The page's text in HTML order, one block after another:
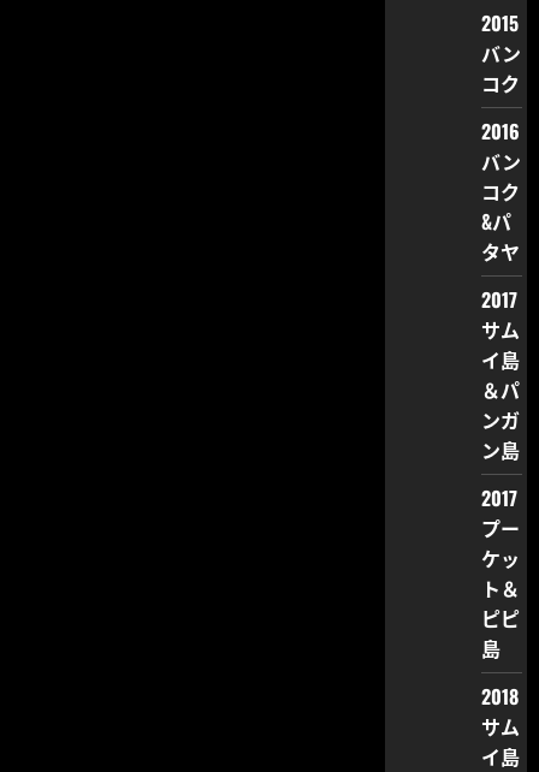
2015
バン
コク
2016
バン
コク
&パ
タヤ
2017
サム
イ島
＆パ
ンガ
ン島
2017
プー
ケッ
ト＆
ピピ
島
2018
サム
イ島